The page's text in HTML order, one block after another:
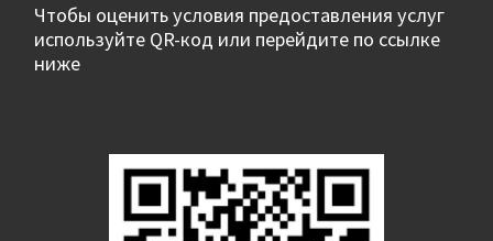
Чтобы оценить условия предоставления услуг
используйте QR-код или перейдите по ссылке
ниже